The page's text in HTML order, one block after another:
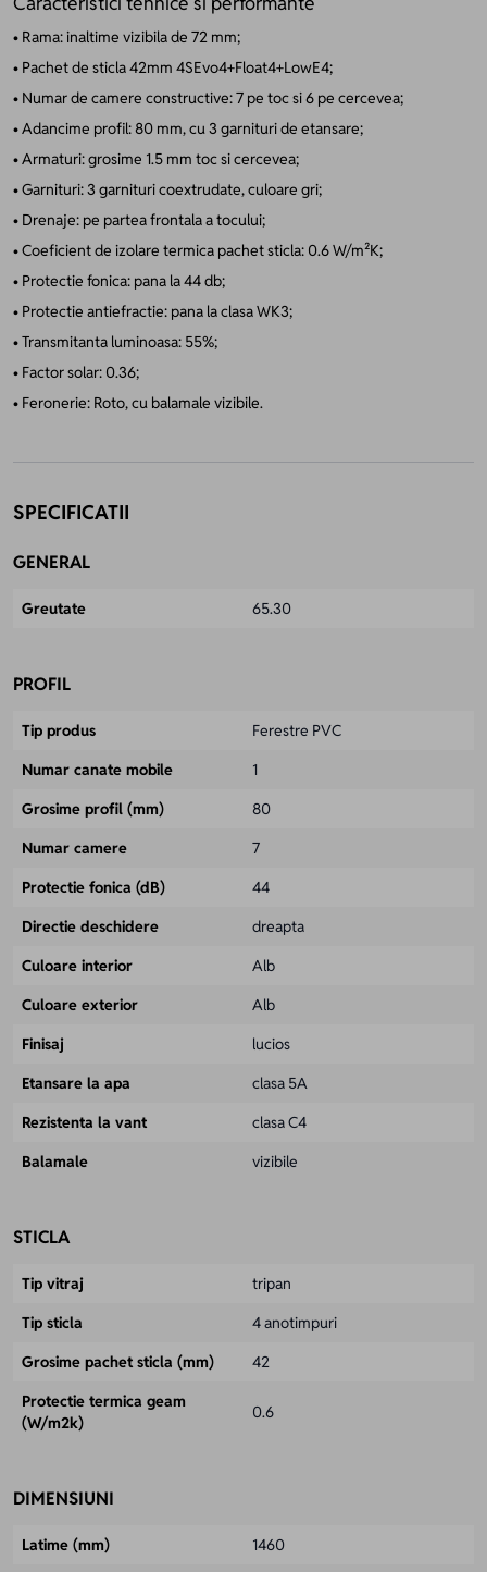
• Rama: inaltime vizibila de 72 mm;
• Pachet de sticla 42mm 4SEvo4+Float4+LowE4;
• Numar de camere constructive: 7 pe toc si 6 pe cercevea;
• Adancime profil: 80 mm, cu 3 garnituri de etansare;
• Armaturi: grosime 1.5 mm toc si cercevea;
• Garnituri: 3 garnituri coextrudate, culoare gri;
• Drenaje: pe partea frontala a tocului;
• Coeficient de izolare termica pachet sticla: 0.6 W/m²K;
• Protectie fonica: pana la 44 db;
• Protectie antiefractie: pana la clasa WK3;
• Transmitanta luminoasa: 55%;
• Factor solar: 0.36;
• Feronerie: Roto, cu balamale vizibile.
SPECIFICATII
GENERAL
Greutate 65.30
PROFIL
Tip produs
Ferestre PVC
Numar canate mobile
1
Grosime profil (mm)
80
Numar camere
7
Protectie fonica (dB)
44
Directie deschidere
dreapta
Culoare interior
Alb
Culoare exterior
Alb
Finisaj
lucios
Etansare la apa
clasa 5A
Rezistenta la vant
clasa C4
Balamale
vizibile
STICLA
Tip vitraj
tripan
Tip sticla
4 anotimpuri
Grosime pachet sticla (mm)
42
Protectie termica geam
(W/m2k)
0.6
DIMENSIUNI
Latime (mm)
1460